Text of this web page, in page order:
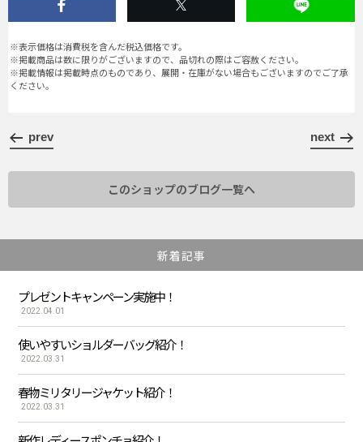
※表示価格は消費税を含んだ税込価格です。
※掲載商品は数に限りがございますので、品切れの際はご容赦ください。
※掲載情報は掲載時点のものであり、展開・在庫がない場合もございますのでご了承
ください。
prev next
このショップのブログ一覧へ
新着記事
プレゼントキャンペーン実施中！
2022.04.01
使いやすいショルダーバッグ紹介！
2022.03.31
春物ミリタリージャケット紹介！
2022.03.31